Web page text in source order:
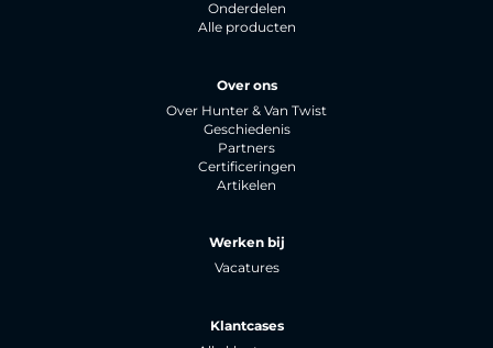
Onderdelen
Alle producten
Over ons
Over Hunter & Van Twist
Geschiedenis
Partners
Certificeringen
Artikelen
Werken bij
Vacatures
Klantcases